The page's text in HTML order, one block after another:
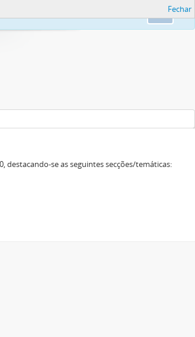
Fechar
se as seguintes secções/temáticas: